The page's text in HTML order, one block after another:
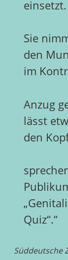
einsetzt.
Sie
den
im
Anzug
lässt
den
Quiz“.“
Süddeutsche